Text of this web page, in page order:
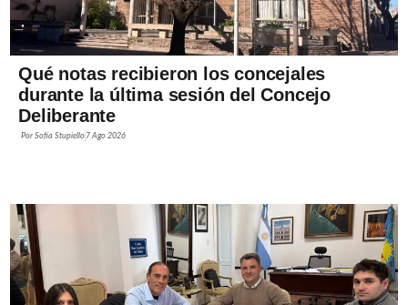
Qué notas recibieron los concejales
durante la última sesión del Concejo
Deliberante
PorSofía Stupiello 7 Ago 2026